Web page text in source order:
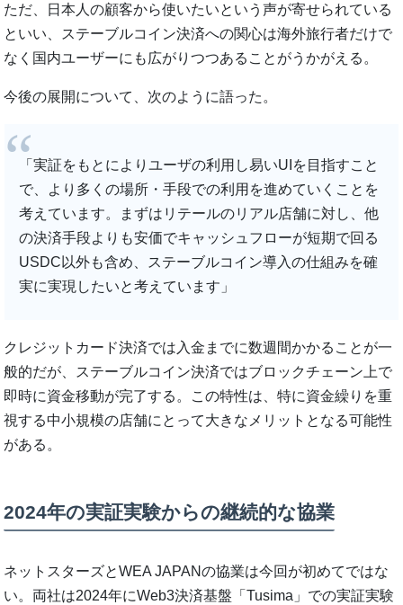
ただ、日本人の顧客から使いたいという声が寄せられている
といい、ステーブルコイン決済への関心は海外旅行者だけで
なく国内ユーザーにも広がりつつあることがうかがえる。
今後の展開について、次のように語った。
「実証をもとによりユーザの利用し易いUIを目指すこと
で、より多くの場所・手段での利用を進めていくことを
考えています。まずはリテールのリアル店舗に対し、他
の決済手段よりも安価でキャッシュフローが短期で回る
USDC以外も含め、ステーブルコイン導入の仕組みを確
実に実現したいと考えています」
クレジットカード決済では入金までに数週間かかることが一
般的だが、ステーブルコイン決済ではブロックチェーン上で
即時に資金移動が完了する。この特性は、特に資金繰りを重
視する中小規模の店舗にとって大きなメリットとなる可能性
がある。
2024年の実証実験からの継続的な協業
ネットスターズとWEA JAPANの協業は今回が初めてではな
い。両社は2024年にWeb3決済基盤「Tusima」での実証実験